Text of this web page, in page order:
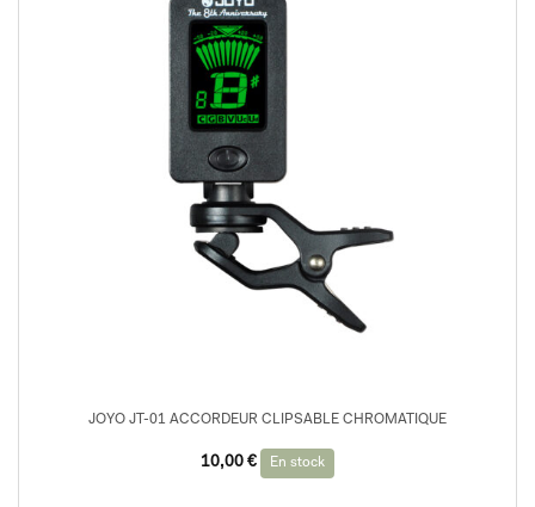
JOYO JT-01 ACCORDEUR CLIPSABLE CHROMATIQUE
10,00 € En stock